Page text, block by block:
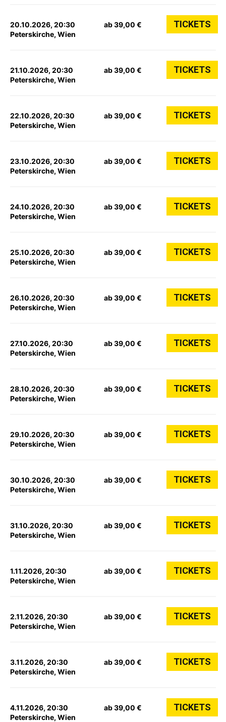
20.10.2026, 20:30
Peterskirche, Wien
ab 39,00 € TICKETS
21.10.2026, 20:30
Peterskirche, Wien
ab 39,00 € TICKETS
22.10.2026, 20:30
Peterskirche, Wien
ab 39,00 € TICKETS
23.10.2026, 20:30
Peterskirche, Wien
ab 39,00 € TICKETS
24.10.2026, 20:30
Peterskirche, Wien
ab 39,00 € TICKETS
25.10.2026, 20:30
Peterskirche, Wien
ab 39,00 € TICKETS
26.10.2026, 20:30
Peterskirche, Wien
ab 39,00 € TICKETS
27.10.2026, 20:30
Peterskirche, Wien
ab 39,00 € TICKETS
28.10.2026, 20:30
Peterskirche, Wien
ab 39,00 € TICKETS
29.10.2026, 20:30
Peterskirche, Wien
ab 39,00 € TICKETS
30.10.2026, 20:30
Peterskirche, Wien
ab 39,00 € TICKETS
31.10.2026, 20:30
Peterskirche, Wien
ab 39,00 € TICKETS
1.11.2026, 20:30
Peterskirche, Wien
ab 39,00 € TICKETS
2.11.2026, 20:30
Peterskirche, Wien
ab 39,00 € TICKETS
3.11.2026, 20:30
Peterskirche, Wien
ab 39,00 € TICKETS
4.11.2026, 20:30
Peterskirche, Wien
ab 39,00 € TICKETS